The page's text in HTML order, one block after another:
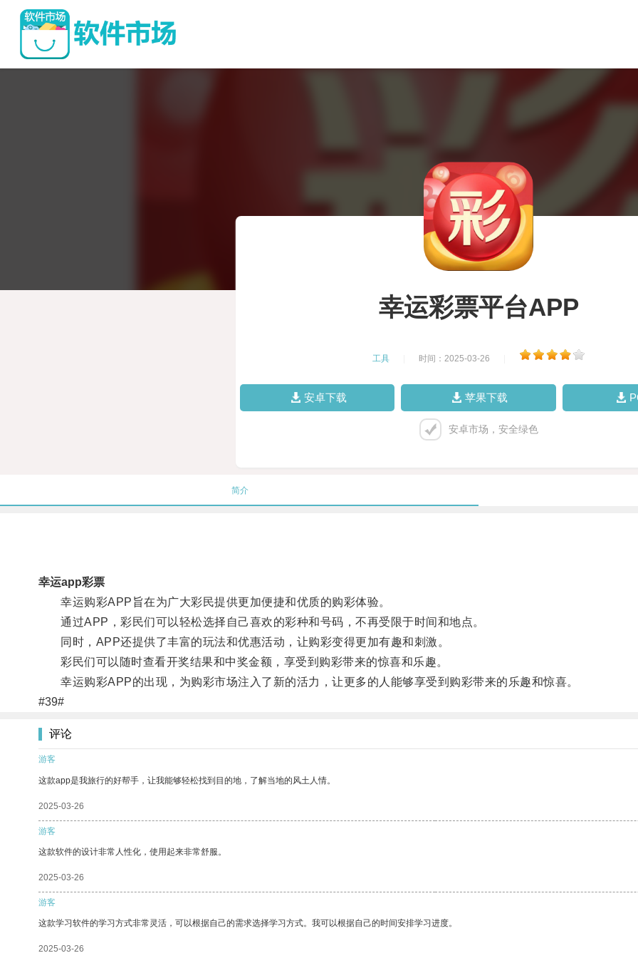
幸运彩票平台APP
工具 时间：2025-03-26
安卓下载 苹果下载
安卓市场，安全绿色
简介
幸运app彩票
幸运购彩APP旨在为广大彩民提供更加便捷和优质的购彩体验。
通过APP，彩民们可以轻松选择自己喜欢的彩种和号码，不再受限于时间和地点。
同时，APP还提供了丰富的玩法和优惠活动，让购彩变得更加有趣和刺激。
彩民们可以随时查看开奖结果和中奖金额，享受到购彩带来的惊喜和乐趣。
幸运购彩APP的出现，为购彩市场注入了新的活力，让更多的人能够享受到购彩带来的乐趣和惊喜。
#39#
评论
游客
这款app是我旅行的好帮手，让我能够轻松找到目的地，了解当地的风土人情。
2025-03-26
游客
这款软件的设计非常人性化，使用起来非常舒服。
2025-03-26
游客
这款学习软件的学习方式非常灵活，可以根据自己的需求选择学习方式。我可以根据自己的时间安排学习进度。
2025-03-26